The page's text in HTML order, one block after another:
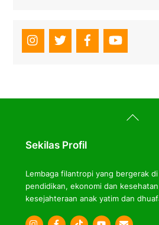
Back
To
Sekilas Profil
Lembaga filantropi yang bergerak
pendidikan, ekonomi dan
kesejahteraan anak yatim dan